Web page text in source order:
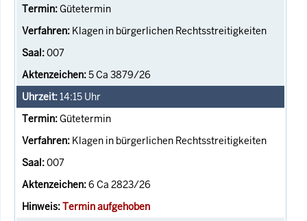
Gütetermin
Klagen in bürgerlichen Rechtsstreitigkeiten
007
5 Ca 3879/26
14:15 Uhr
Gütetermin
Klagen in bürgerlichen Rechtsstreitigkeiten
007
6 Ca 2823/26
Termin aufgehoben